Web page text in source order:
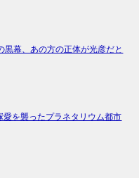
黒幕、あの方の正体が光彦だと
を襲ったプラネタリウム都市